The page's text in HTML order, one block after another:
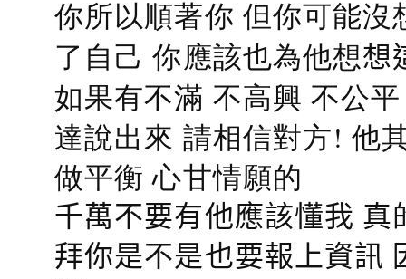
你所以順著你 但你可能
了自己 你應該也為他想想
如果有不滿 不高興 不公
達說出來 請相信對方! 他
做平衡 心甘情願的
千萬不要有他應該懂我
拜你是不是也要報上資訊